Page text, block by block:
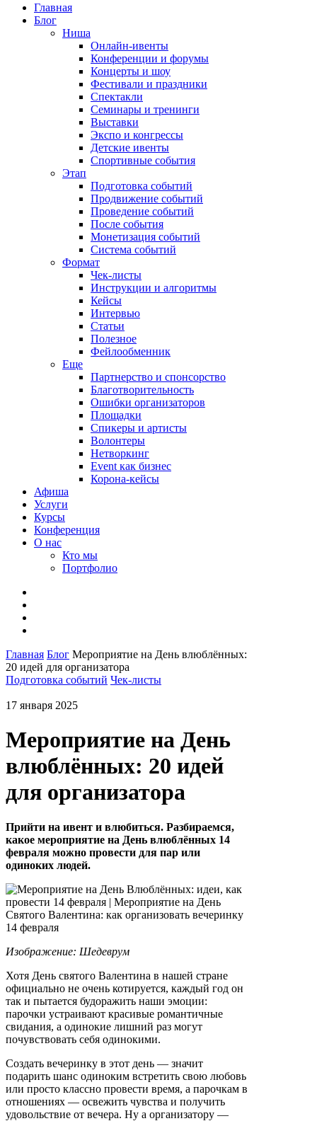
Главная
Блог
Ниша
Онлайн-ивенты
Конференции и форумы
Концерты и шоу
Фестивали и праздники
Спектакли
Семинары и тренинги
Выставки
Экспо и конгрессы
Детские ивенты
Спортивные события
Этап
Подготовка событий
Продвижение событий
Проведение событий
После события
Монетизация событий
Система событий
Формат
Чек-листы
Инструкции и алгоритмы
Кейсы
Интервью
Статьи
Полезное
Фейлообменник
Еще
Партнерство и спонсорство
Благотворительность
Ошибки организаторов
Площадки
Спикеры и артисты
Волонтеры
Нетворкинг
Event как бизнес
Корона-кейсы
Афиша
Услуги
Курсы
Конференция
О нас
Кто мы
Портфолио
Главная Блог Мероприятие на День влюблённых:
20 идей для организатора
Подготовка событий Чек-листы
17 января 2025
Мероприятие на День
влюблённых: 20 идей
для организатора
Прийти на ивент и влюбиться. Разбираемся,
какое мероприятие на День влюблённых 14
февраля можно провести для пар или
одиноких людей.
Изображение: Шедеврум
Хотя День святого Валентина в нашей стране
официально не очень котируется, каждый год он
так и пытается будоражить наши эмоции:
парочки устраивают красивые романтичные
свидания, а одинокие лишний раз могут
почувствовать себя одинокими.
Создать вечеринку в этот день — значит
подарить шанс одиноким встретить свою любовь
или просто классно провести время, а парочкам в
отношениях — освежить чувства и получить
удовольствие от вечера. Ну а организатору —